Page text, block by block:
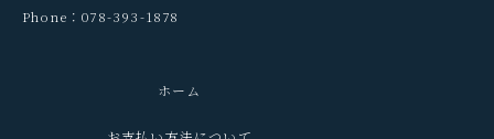
Phone：078-393-1878
ホーム